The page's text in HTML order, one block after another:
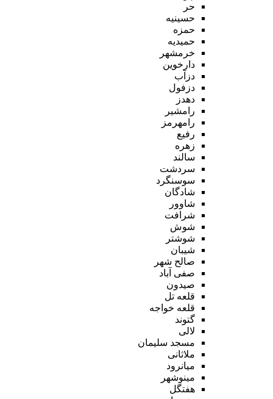
حر
حسینیه
حمزه
حمیدیه
خرمشهر
دارخوین
دزآب
دزفول
دهدز
رامشیر
رامهرمز
رفیع
زهره
سالند
سردشت
سوسنگرد
شادگان
شاوور
شرافت
شوش
شوشتر
شیبان
صالح شهر
صفی آباد
صیدون
قلعه تل
قلعه خواجه
گتوند
لالی
مسجد سلیمان
ملاثانی
میانرود
مینوشهر
هفتگل